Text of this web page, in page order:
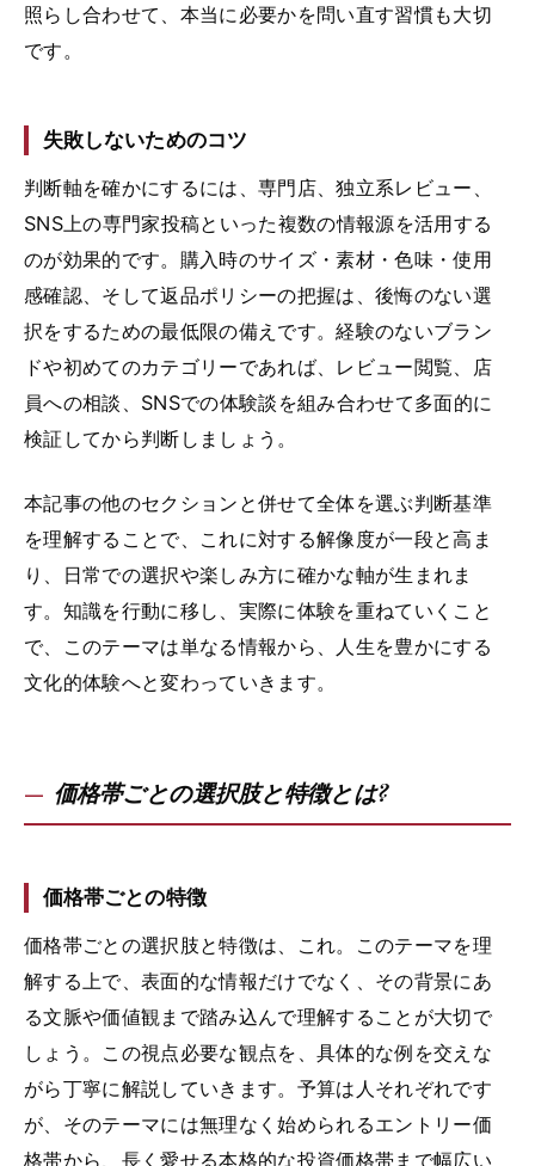
照らし合わせて、本当に必要かを問い直す習慣も大切
です。
失敗しないためのコツ
判断軸を確かにするには、専門店、独立系レビュー、
SNS上の専門家投稿といった複数の情報源を活用する
のが効果的です。購入時のサイズ・素材・色味・使用
感確認、そして返品ポリシーの把握は、後悔のない選
択をするための最低限の備えです。経験のないブラン
ドや初めてのカテゴリーであれば、レビュー閲覧、店
員への相談、SNSでの体験談を組み合わせて多面的に
検証してから判断しましょう。
本記事の他のセクションと併せて全体を選ぶ判断基準
を理解することで、これに対する解像度が一段と高ま
り、日常での選択や楽しみ方に確かな軸が生まれま
す。知識を行動に移し、実際に体験を重ねていくこと
で、このテーマは単なる情報から、人生を豊かにする
文化的体験へと変わっていきます。
価格帯ごとの選択肢と特徴とは?
価格帯ごとの特徴
価格帯ごとの選択肢と特徴は、これ。このテーマを理
解する上で、表面的な情報だけでなく、その背景にあ
る文脈や価値観まで踏み込んで理解することが大切で
しょう。この視点必要な観点を、具体的な例を交えな
がら丁寧に解説していきます。予算は人それぞれです
が、そのテーマには無理なく始められるエントリー価
格帯から、長く愛せる本格的な投資価格帯まで幅広い